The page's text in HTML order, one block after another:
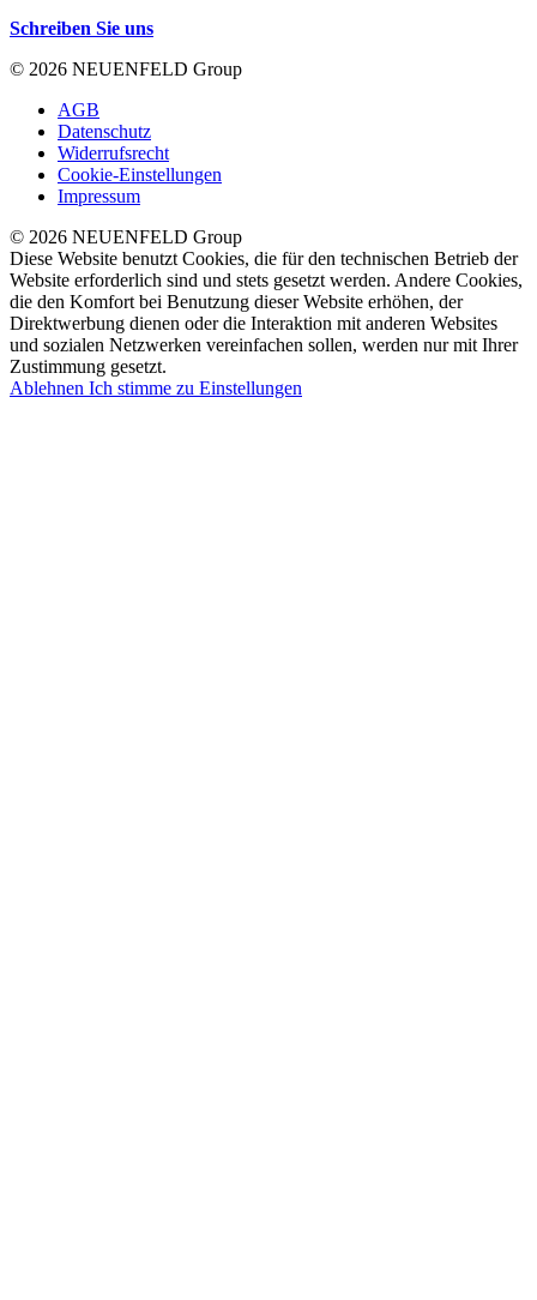
Schreiben Sie uns
© 2026 NEUENFELD Group
AGB
Datenschutz
Widerrufsrecht
Cookie-Einstellungen
Impressum
© 2026 NEUENFELD Group
Diese Website benutzt Cookies, die für den technischen Betrieb der
Website erforderlich sind und stets gesetzt werden. Andere Cookies,
die den Komfort bei Benutzung dieser Website erhöhen, der
Direktwerbung dienen oder die Interaktion mit anderen Websites
und sozialen Netzwerken vereinfachen sollen, werden nur mit Ihrer
Zustimmung gesetzt.
Ablehnen Ich stimme zu Einstellungen